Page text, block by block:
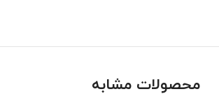
محصولات مشابه